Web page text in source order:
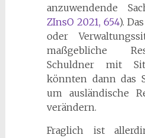
anzuwendende
ZInsO 2021, 654).
oder
maßgebliche
Schuldner mit
könnten dann das
um ausländische
verändern.
Fraglich ist